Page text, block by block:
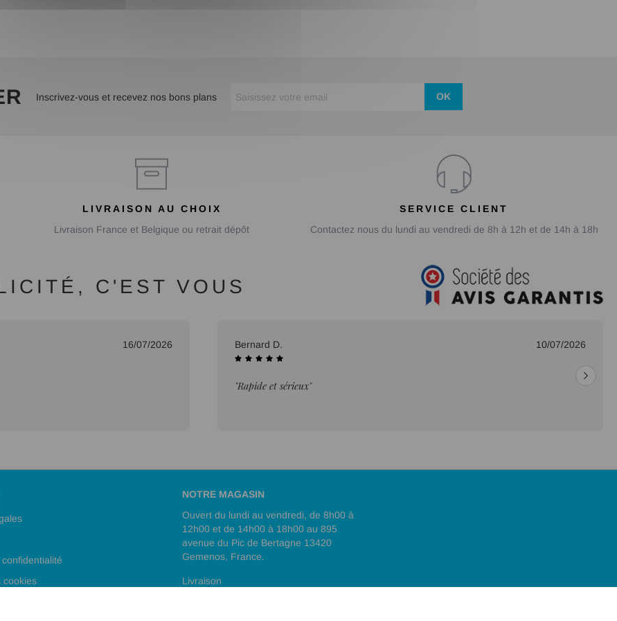
Inscrivez-vous et recevez nos bons plans OK
LIVRAISON AU CHOIX
Livraison France et Belgique ou retrait dépôt
SERVICE CLIENT
Contactez nous du lundi au vendredi de 8h à 12h et de 14h à 18h
C'EST VOUS
16/07/2026 Bernard D. 10/07/2026
"Rapide et sérieux"
cookies
NOTRE MAGASIN
Ouvert du lundi au vendredi, de 8h00 à
12h00 et de 14h00 à 18h00 au 895
avenue du Pic de Bertagne 13420
Gemenos, France.
Livraison